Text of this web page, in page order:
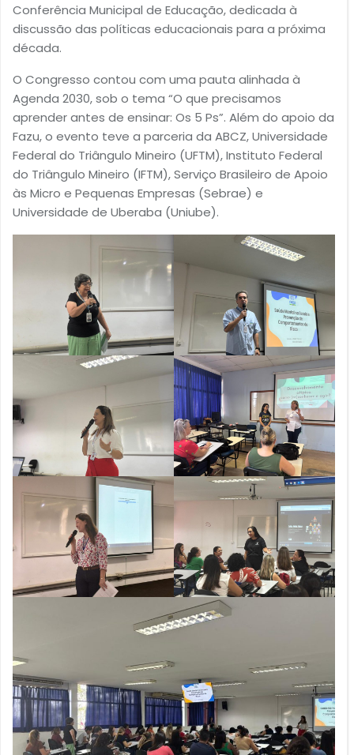
Conferência Municipal de Educação, dedicada à
discussão das políticas educacionais para a próxima
década.
O Congresso contou com uma pauta alinhada à
Agenda 2030, sob o tema “O que precisamos
aprender antes de ensinar: Os 5 Ps”. Além do apoio da
Fazu, o evento teve a parceria da ABCZ, Universidade
Federal do Triângulo Mineiro (UFTM), Instituto Federal
do Triângulo Mineiro (IFTM), Serviço Brasileiro de Apoio
às Micro e Pequenas Empresas (Sebrae) e
Universidade de Uberaba (Uniube).